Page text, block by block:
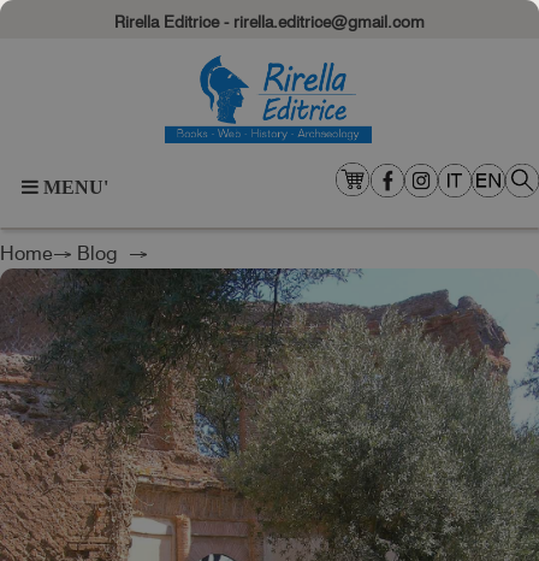
Rirella Editrice - rirella.editrice@gmail.com
MENU'
Home→ Blog →